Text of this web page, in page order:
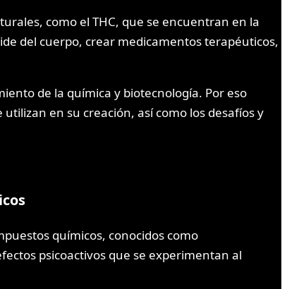
como el THC, que se encuentran en la
del cuerpo, crear medicamentos terapéuticos,
de la química y biotecnología. Por eso
en su creación, así como los desafíos y
químicos, conocidos como
psicoactivos que se experimentan al